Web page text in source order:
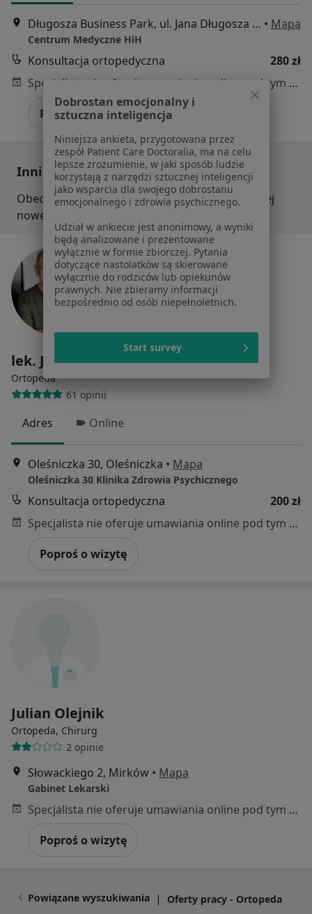
Długosza Business Park, ul. Jana Długosza 48 budynek D, Wrocław • Mapa
Centrum Medyczne HiH
Konsultacja ortopedyczna
280 zł
Specjalista nie oferuje umawiania online pod tym adresem.
Poproś o wizytę
Inni specjaliści w Twojej okolicy
Obecnie nie ma wolnych miejsc. Sprawdź później
nowe oferty.
lek. Jerzy Gościmski
Ortopeda
61 opinii
Adres Online
Oleśniczka 30, Oleśniczka • Mapa
Oleśniczka 30 Klinika Zdrowia Psychicznego
Konsultacja ortopedyczna
200 zł
Specjalista nie oferuje umawiania online pod tym adresem.
Poproś o wizytę
Julian Olejnik
Ortopeda, Chirurg
2 opinie
Słowackiego 2, Mirków • Mapa
Gabinet Lekarski
Specjalista nie oferuje umawiania online pod tym adresem.
Poproś o wizytę
Powiązane wyszukiwania | Oferty pracy - Ortopeda
Dobrostan emocjonalny i
sztuczna inteligencja
Niniejsza ankieta, przygotowana przez
zespół Patient Care Doctoralia, ma na celu
lepsze zrozumienie, w jaki sposób ludzie
korzystają z narzędzi sztucznej inteligencji
jako wsparcia dla swojego dobrostanu
emocjonalnego i zdrowia psychicznego.
Udział w ankiecie jest anonimowy, a wyniki
będą analizowane i prezentowane
wyłącznie w formie zbiorczej. Pytania
dotyczące nastolatków są skierowane
wyłącznie do rodziców lub opiekunów
prawnych. Nie zbieramy informacji
bezpośrednio od osób niepełnoletnich.
Start survey